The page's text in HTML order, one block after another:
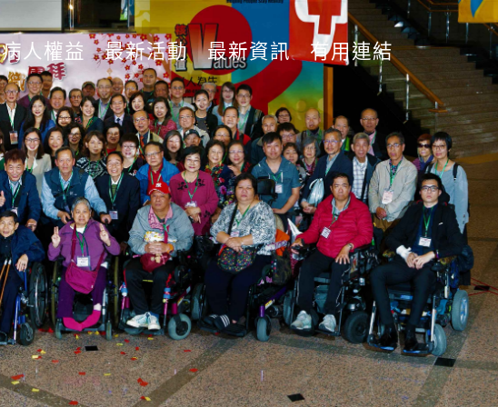
病人權益 最新活動 最新資訊 有用連結